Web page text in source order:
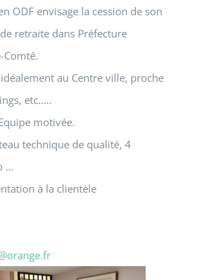
ODF envisage la cession de son
retraite dans Préfecture
Comté.
au Centre ville, proche
etc.….
motivée.
technique de qualité, 4
…
à la clientèle